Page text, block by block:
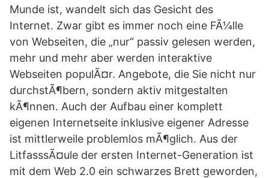
Munde ist, wandelt sich das Gesicht des
Internet. Zwar gibt es immer noch eine FÃ¼lle
von Webseiten, die „nur“ passiv gelesen werden,
mehr und mehr aber werden interaktive
Webseiten populÃ¤r. Angebote, die Sie nicht nur
durchstÃ¶bern, sondern aktiv mitgestalten
kÃ¶nnen. Auch der Aufbau einer komplett
eigenen Internetseite inklusive eigener Adresse
ist mittlerweile problemlos mÃ¶glich. Aus der
LitfasssÃ¤ule der ersten Internet-Generation ist
mit dem Web 2.0 ein schwarzes Brett geworden,